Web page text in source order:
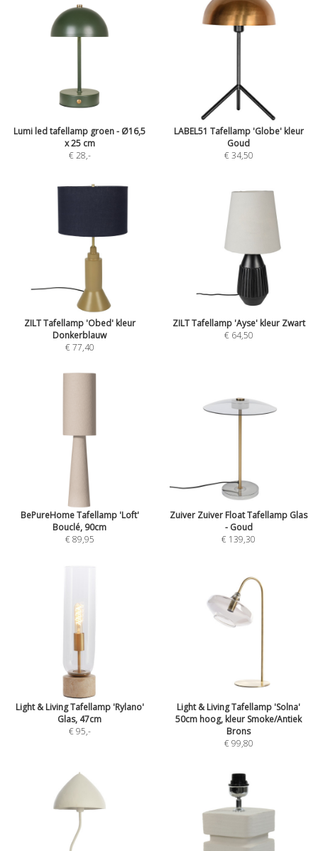
Lumi led tafellamp groen - Ø16,5
x 25 cm
€ 28,-
LABEL51 Tafellamp 'Globe' kleur
Goud
€ 34,50
ZILT Tafellamp 'Obed' kleur
Donkerblauw
€ 77,40
ZILT Tafellamp 'Ayse' kleur Zwart
€ 64,50
BePureHome Tafellamp 'Loft'
Bouclé, 90cm
€ 89,95
Zuiver Zuiver Float Tafellamp Glas
- Goud
€ 139,30
Light & Living Tafellamp 'Rylano'
Glas, 47cm
€ 95,-
Light & Living Tafellamp 'Solna'
50cm hoog, kleur Smoke/Antiek
Brons
€ 99,80